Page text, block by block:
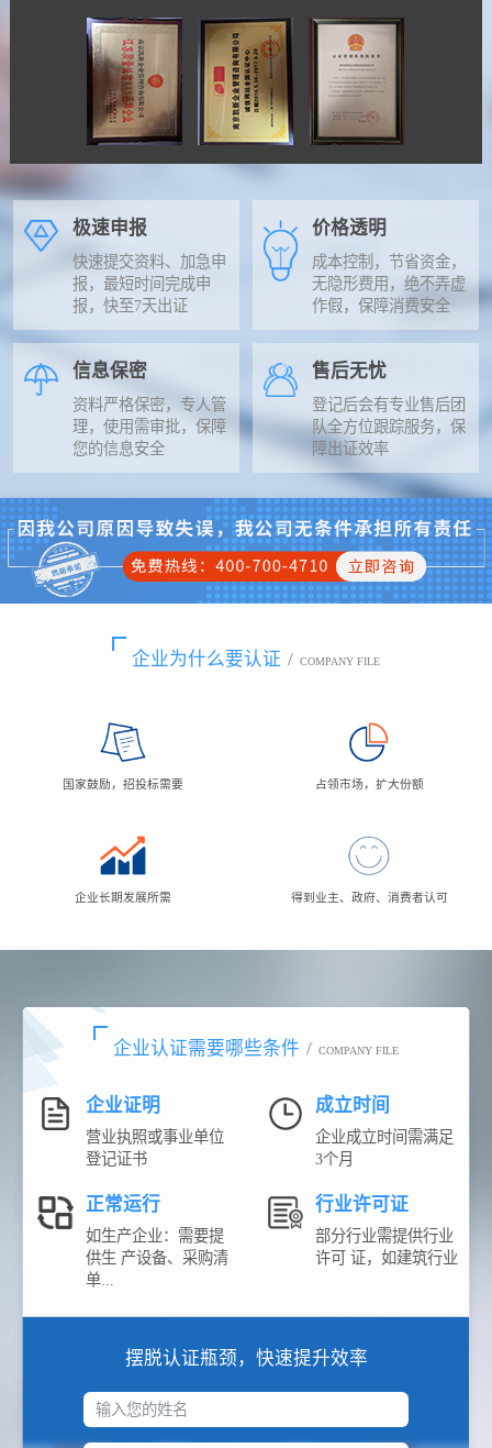
极速申报
快速提交资料、加急申
报，最短时间完成申
报，快至7天出证
价格透明
成本控制，节省资金，
无隐形费用，绝不弄虚
作假，保障消费安全
信息保密
资料严格保密，专人管
理，使用需审批，保障
您的信息安全
售后无忧
登记后会有专业售后团
队全方位跟踪服务，保
障出证效率
企业为什么要认证 / COMPANY FILE
国家鼓励，招投标需要 占领市场，扩大份额
企业长期发展所需 得到业主、政府、消费者认可
企业认证需要哪些条件 / COMPANY FILE
企业证明
营业执照或事业单位
登记证书
成立时间
企业成立时间需满足
3个月
正常运行
如生产企业：需要提
供生 产设备、采购清
单...
行业许可证
部分行业需提供行业
许可 证，如建筑行业
摆脱认证瓶颈，快速提升效率
输入您的姓名